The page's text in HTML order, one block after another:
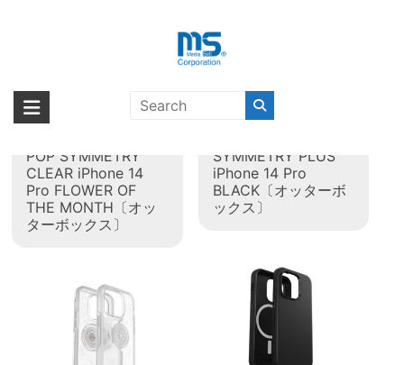
海外輸入ブランド商品｜株式会社
海外事業部が取り揃えている海外輸入商品には、日本では珍しい「海外ブ
ランド」をはじめ「ユニークな商品」「機能的な商品」「コストパフォー
タグ: iPhone 14 Pro
POP SYMMETRY
CLEAR iPhone 14
Pro FLOWER OF
THE MONTH〔オッ
ターボックス〕
SYMMETRY PLUS
iPhone 14 Pro
BLACK〔オッターボ
ックス〕